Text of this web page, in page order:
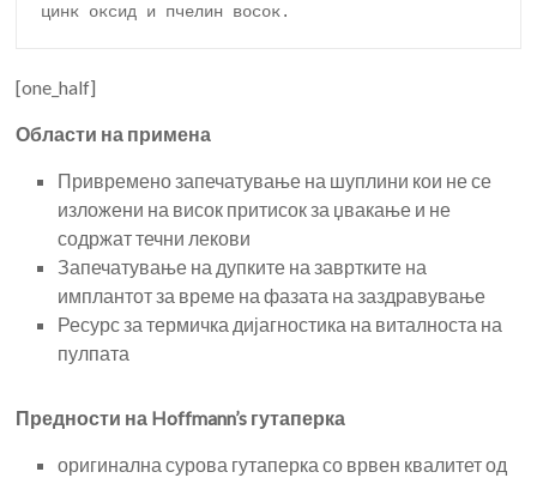
цинк оксид и пчелин восок.
[one_half]
Области на примена
Привремено запечатување на шуплини кои не се
изложени на висок притисок за џвакање и не
содржат течни лекови
Запечатување на дупките на завртките на
имплантот за време на фазата на заздравување
Ресурс за термичка дијагностика на виталноста на
пулпата
Предности на Hoffmann’s гутаперка
оригинална сурова гутаперка со врвен квалитет од